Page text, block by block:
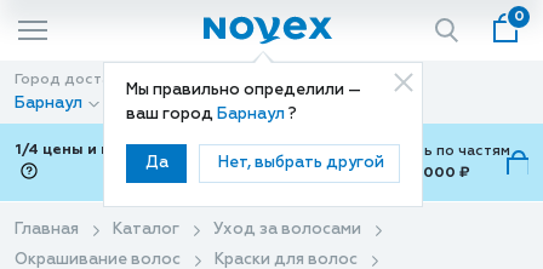
Мы правильно определили —
ваш город Барнаул ?
Да Нет, выбрать другой
0
Город доставки
Барнаул
Способ доставки
Доставка
1/4 цены и покупки ваши с Подели
Можно оплатить по частям
от 700 ₽ до 15,000 ₽
Главная Каталог
Уход за волосами
Окрашивание волос
Краски для волос